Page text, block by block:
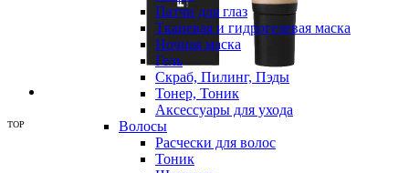
Патчи для глаз
Тканевая и гидрогелевая маска
Ночная маска
Гель
Скраб, Пилинг, Пэды
Тонер, Тоник
Аксессуары для ухода
Волосы
Расчески для волос
Тоник
TOP